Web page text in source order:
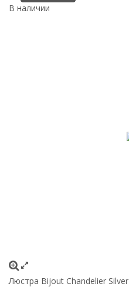
В наличии
Люстра Bijout Chandelier Silver